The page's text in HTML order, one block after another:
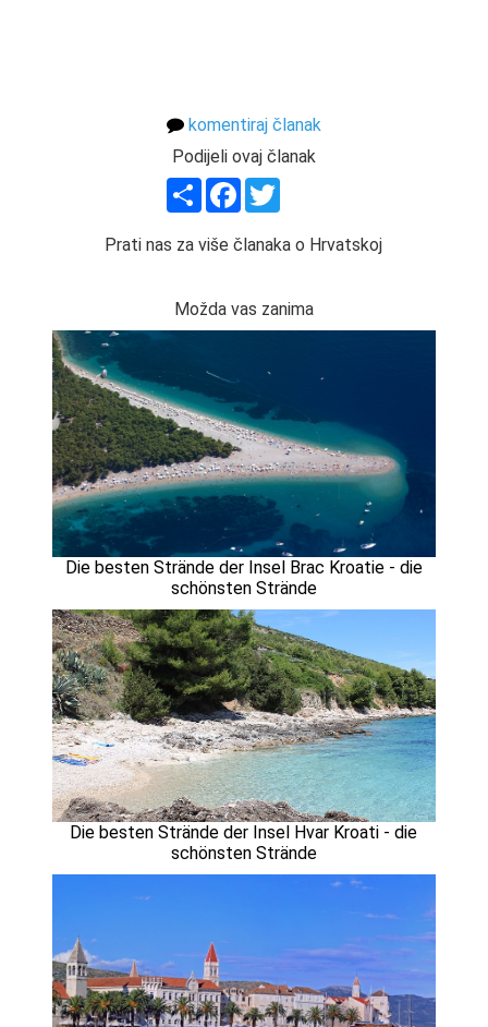
komentiraj članak
Podijeli ovaj članak
ShareFacebook
Prati nas za više članaka o Hrvatskoj
Možda vas zanima
Die besten Strände der Insel Brac Kroatie - die
schönsten Strände
Die besten Strände der Insel Hvar Kroati - die
schönsten Strände